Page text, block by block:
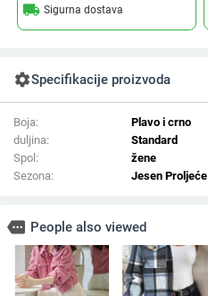
local_shipping Sigurna dostava
settingsSpecifikacije proizvoda
Boja:
Plavo i crno
duljina:
Standard
Spol:
žene
Sezona:
Jesen Proljeće
more People also viewed